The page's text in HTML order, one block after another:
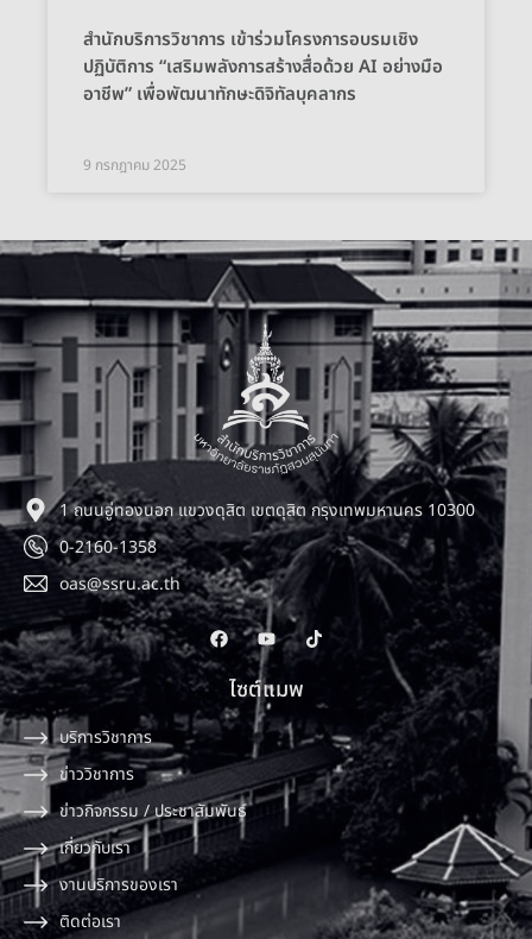
สำนักบริการวิชาการ เข้าร่วมโครงการอบรมเชิง
ปฏิบัติการ “เสริมพลังการสร้างสื่อด้วย AI อย่างมือ
อาชีพ” เพื่อพัฒนาทักษะดิจิทัลบุคลากร
9 กรกฎาคม 2025
1 ถนนอู่ทองนอก แขวงดุสิต เขตดุสิต กรุงเทพมหานคร 10300
0-2160-1358
oas@ssru.ac.th
ไซต์แมพ
บริการวิชาการ
ข่าววิชาการ
ข่าวกิจกรรม / ประชาสัมพันธ์
เกี่ยวกับเรา
งานบริการของเรา
ติดต่อเรา